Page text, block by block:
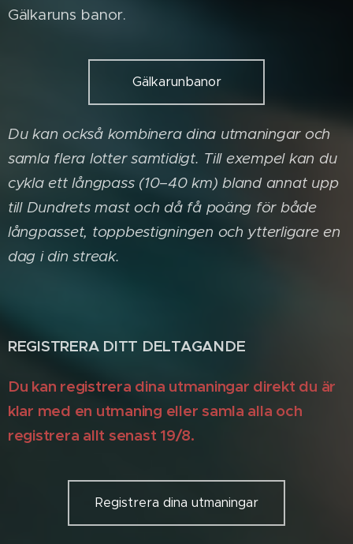
Gälkaruns banor.
Gälkarunbanor
Du kan också kombinera dina utmaningar och
samla flera lotter samtidigt. Till exempel kan du
cykla ett långpass (10–40 km) bland annat upp
till Dundrets mast och då få poäng för både
långpasset, toppbestigningen och ytterligare en
dag i din streak.
REGISTRERA DITT DELTAGANDE
Du kan registrera dina utmaningar direkt du är
klar med en utmaning eller samla alla och
registrera allt senast 19/8.
Registrera dina utmaningar